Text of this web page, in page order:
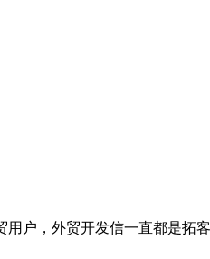
，外贸开发信一直都是拓